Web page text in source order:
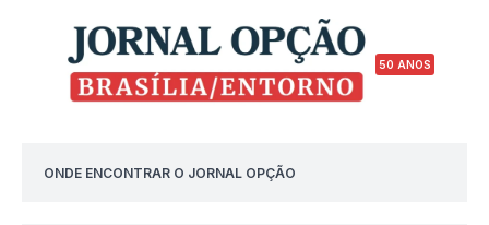
50 ANOS
ONDE ENCONTRAR O JORNAL OPÇÃO